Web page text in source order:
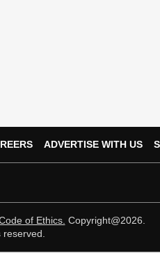
ADVERTISE WITH US
of Ethics. Copyright@2026.